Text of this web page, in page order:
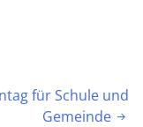
für Schule und
Gemeinde 